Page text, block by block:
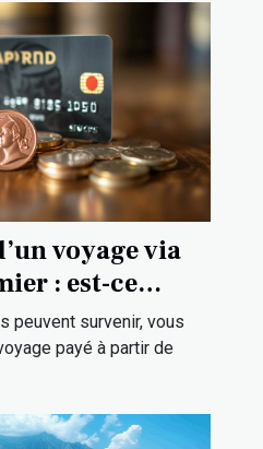
voyage via
: est-ce
peuvent survenir, vous
payé à partir de